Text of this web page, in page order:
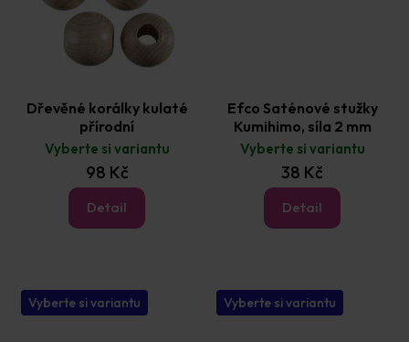
Dřevěné korálky kulaté
přírodní
Vyberte si variantu
98 Kč
Detail
Efco Saténové stužky
Kumihimo, síla 2 mm
Vyberte si variantu
38 Kč
Detail
Vyberte si variantu Vyberte si variantu